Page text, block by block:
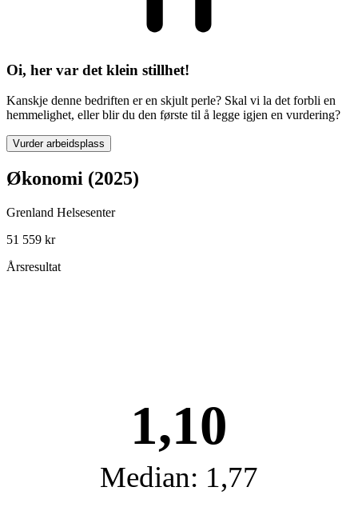
Oi, her var det klein stillhet!
Kanskje denne bedriften er en skjult perle? Skal vi la det forbli en
hemmelighet, eller blir du den første til å legge igjen en vurdering?
Vurder arbeidsplass
Økonomi (2025)
Grenland Helsesenter
51 559 kr
Årsresultat
1,10
Median: 1,77